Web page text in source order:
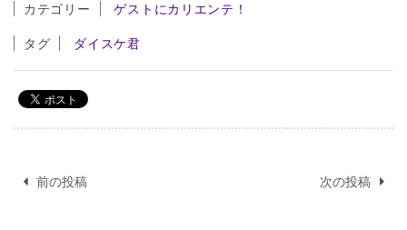
カテゴリー ゲストにカリエンテ！
タグ ダイスケ君
稿前の投稿 次の投稿